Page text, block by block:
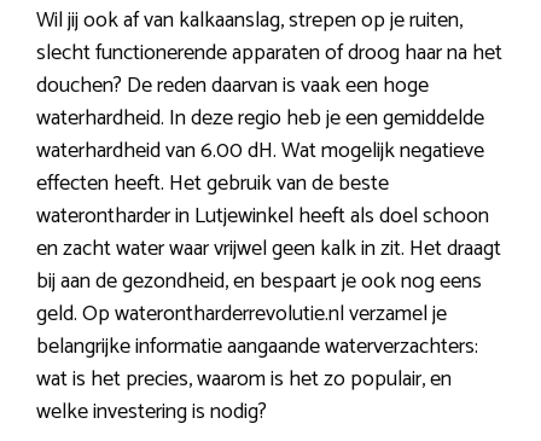
Wil jij ook af van kalkaanslag, strepen op je ruiten,
slecht functionerende apparaten of droog haar na het
douchen? De reden daarvan is vaak een hoge
waterhardheid. In deze regio heb je een gemiddelde
waterhardheid van 6.00 dH. Wat mogelijk negatieve
effecten heeft. Het gebruik van de beste
waterontharder in Lutjewinkel heeft als doel schoon
en zacht water waar vrijwel geen kalk in zit. Het draagt
bij aan de gezondheid, en bespaart je ook nog eens
geld. Op waterontharderrevolutie.nl verzamel je
belangrijke informatie aangaande waterverzachters:
wat is het precies, waarom is het zo populair, en
welke investering is nodig?